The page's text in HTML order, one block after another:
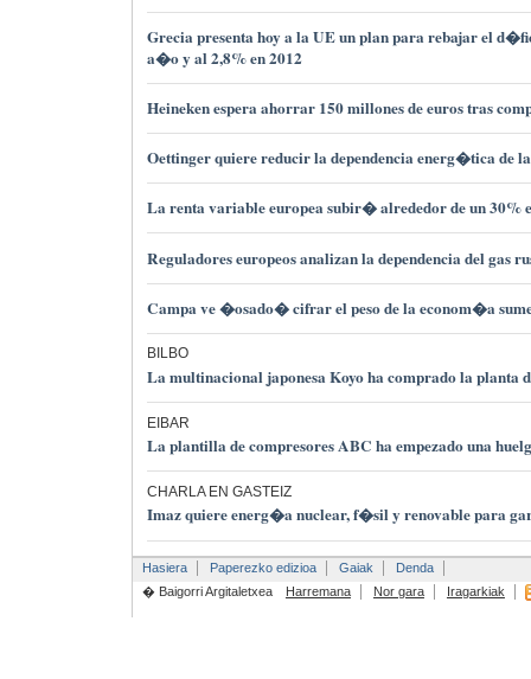
Grecia presenta hoy a la UE un plan para rebajar el
a�o y al 2,8% en 2012
Heineken espera ahorrar 150 millones de euros tras
Oettinger quiere reducir la dependencia energ�tica de
La renta variable europea subir� alrededor de un 30%
Reguladores europeos analizan la dependencia del gas
Campa ve �osado� cifrar el peso de la econom�a
BILBO
La multinacional japonesa Koyo ha comprado la planta
EIBAR
La plantilla de compresores ABC ha empezado una
CHARLA EN GASTEIZ
Imaz quiere energ�a nuclear, f�sil y renovable para
Hasiera Paperezko edizioa Gaiak
Denda
� Baigorri Argitaletxea
Harremana Nor gara Iragarkiak